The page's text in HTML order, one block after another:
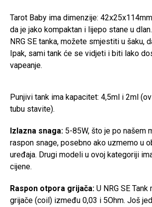
Tarot Baby ima dimenzije:
da je jako kompaktan i lijepo stane u
NRG SE tanka, možete smjestiti u šaku,
Ipak, sami tank će se vidjeti i biti lako
vapeanje.
Punjivi tank ima kapacitet: 4,5ml i 2ml
tubu stavite).
Izlazna snaga: 5-85W, što je po našem
raspon snage, posebno ako uzmemo u
uređaja. Drugi modeli u ovoj kategoriji
cijene.
Raspon otpora grijača: U NRG SE
grijače (coil) između 0,03 i 5Ohm. Još